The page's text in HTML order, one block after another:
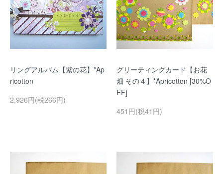
リングアルバム【紫の花】*Ap
ricotton
2,926円(税266円)
グリーティングカード【お花
畑 その４】*Apricotton [30%O
FF]
451円(税41円)